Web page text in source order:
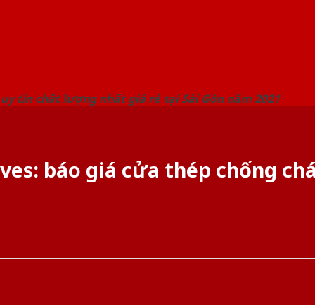
tín chất lượng nhất giá rẻ tại Sài Gòn năm 2021
báo giá cửa thép chống